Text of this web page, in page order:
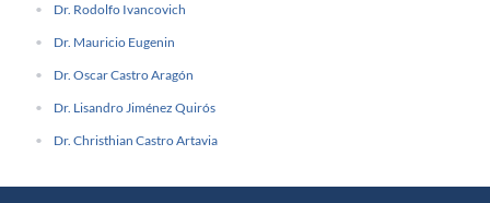
Dr. Rodolfo Ivancovich
Dr. Mauricio Eugenin
Dr. Oscar Castro Aragón
Dr. Lisandro Jiménez Quirós
Dr. Christhian Castro Artavia